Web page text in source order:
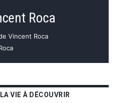
Roca
Vincent Roca
VIE À DÉCOUVRIR